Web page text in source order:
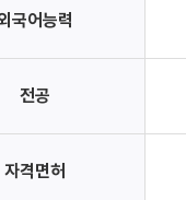
국어능력
전공
자격면허